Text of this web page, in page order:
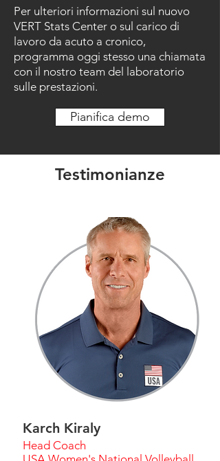
Per ulteriori informazioni sul nuovo
VERT Stats Center o sul carico di
lavoro da acuto a cronico,
programma oggi stesso una chiamata
con il nostro team del laboratorio
sulle prestazioni.
Pianifica demo
Testimonianze
Karch Kiraly
Head Coach